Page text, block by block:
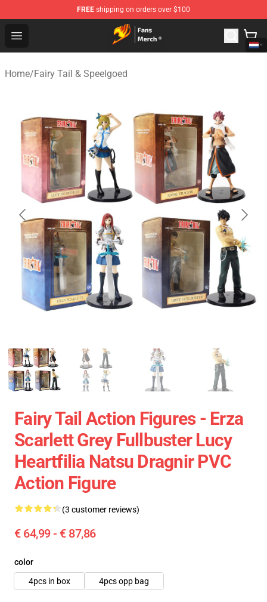
FREE shipping on orders over $100
Open menu
Fairy Tail Store - Official Fairy Tail Merchandise Shop
Home/Fairy Tail & Speelgoed
Fairy Tail Action Figures - Erza
Scarlett Grey Fullbuster Lucy
Heartfilia Natsu Dragnir PVC
Action Figure
(3 customer reviews)
€ 64,99 - € 87,86
color
4pcs in box
4pcs opp bag